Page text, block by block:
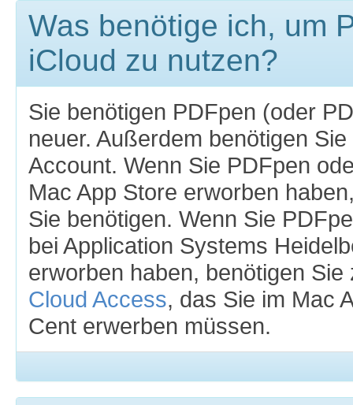
Was benötige ich, um
iCloud zu nutzen?
Sie benötigen PDFpen (oder
neuer. Außerdem benötigen
Account. Wenn Sie PDFpen
Mac App Store erworben
Sie benötigen. Wenn Sie
bei Application Systems
erworben haben, benötigen
Cloud Access, das Sie im Mac
Cent erwerben müssen.